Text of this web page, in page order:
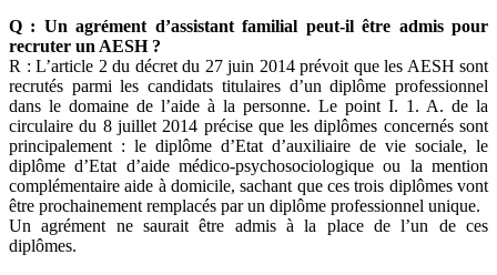
Q : Un agrément d’assistant familial peut-il être admis pour
recruter un AESH ?
R : L’article 2 du décret du 27 juin 2014 prévoit que les AESH sont
recrutés parmi les candidats titulaires d’un diplôme professionnel
dans le domaine de l’aide à la personne. Le point I. 1. A. de la
circulaire du 8 juillet 2014 précise que les diplômes concernés sont
principalement : le diplôme d’Etat d’auxiliaire de vie sociale, le
diplôme d’Etat d’aide médico-psychosociologique ou la mention
complémentaire aide à domicile, sachant que ces trois diplômes vont
être prochainement remplacés par un diplôme professionnel unique.
Un agrément ne saurait être admis à la place de l’un de ces
diplômes.